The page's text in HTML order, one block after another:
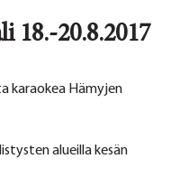
18.-20.8.2017
karaokea Hämyjen
alueilla kesän